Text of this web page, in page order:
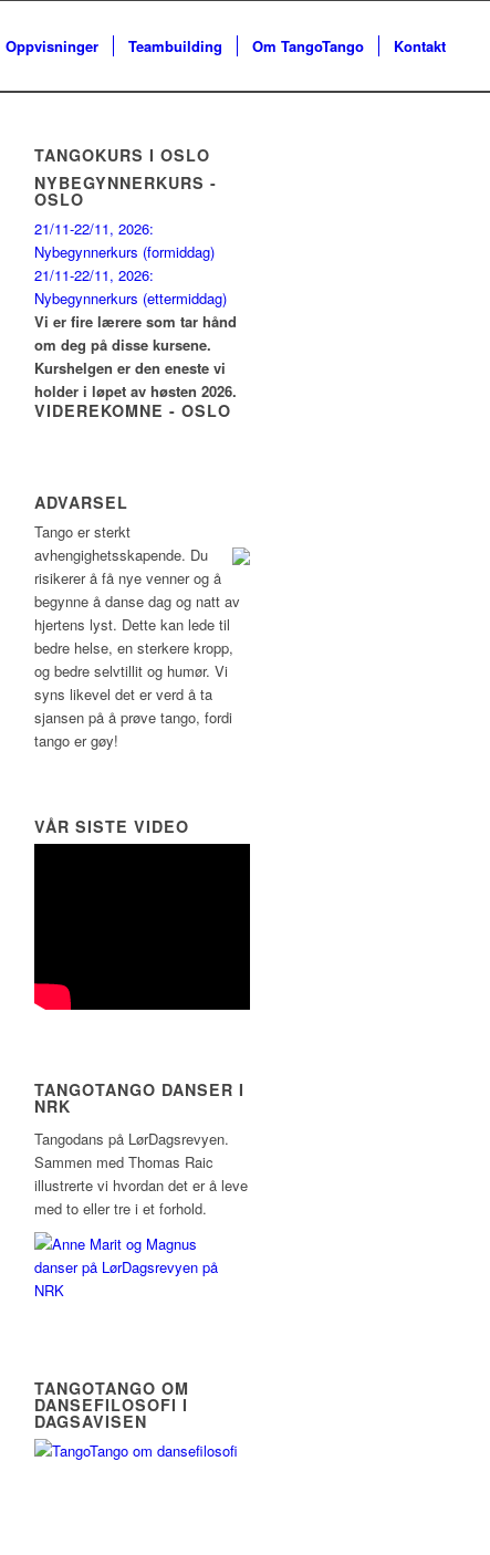
Oppvisninger Teambuilding Om TangoTango Kontakt
TANGOKURS I OSLO
NYBEGYNNERKURS -
OSLO
21/11-22/11, 2026:
Nybegynnerkurs (formiddag)
21/11-22/11, 2026:
Nybegynnerkurs (ettermiddag)
Vi er fire lærere som tar hånd
om deg på disse kursene.
Kurshelgen er den eneste vi
holder i løpet av høsten 2026.
VIDEREKOMNE - OSLO
ADVARSEL
Tango er sterkt
avhengighetsskapende. Du
risikerer å få nye venner og å
begynne å danse dag og natt av
hjertens lyst. Dette kan lede til
bedre helse, en sterkere kropp,
og bedre selvtillit og humør. Vi
syns likevel det er verd å ta
sjansen på å prøve tango, fordi
tango er gøy!
VÅR SISTE VIDEO
TANGOTANGO DANSER I
NRK
Tangodans på LørDagsrevyen.
Sammen med Thomas Raic
illustrerte vi hvordan det er å leve
med to eller tre i et forhold.
TANGOTANGO OM
DANSEFILOSOFI I
DAGSAVISEN